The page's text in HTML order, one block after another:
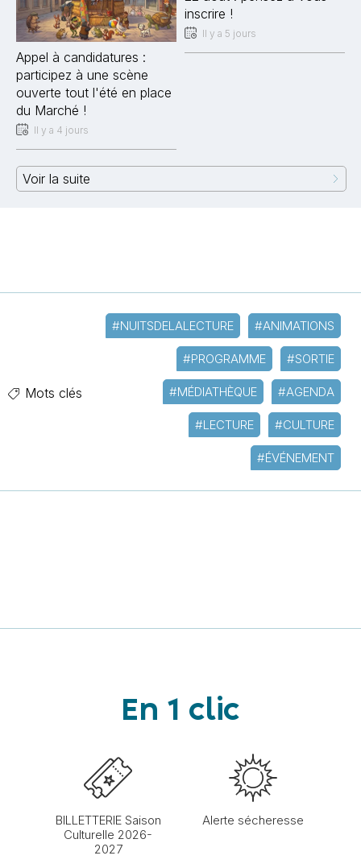
Appel à candidatures :
participez à une scène
ouverte tout l'été en place
du Marché !
Il y a 4 jours
inscrire !
Il y a 5 jours
Voir la suite
Mots clés
#NUITSDELALECTURE #ANIMATIONS
#PROGRAMME #SORTIE
#MÉDIATHÈQUE #AGENDA
#LECTURE #CULTURE
#ÉVÉNEMENT
En 1 clic
BILLETTERIE Saison
Culturelle 2026-
2027
Alerte sécheresse